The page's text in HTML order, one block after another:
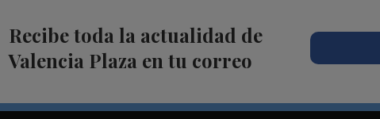
Recibe toda la actualidad de
Valencia Plaza en tu correo